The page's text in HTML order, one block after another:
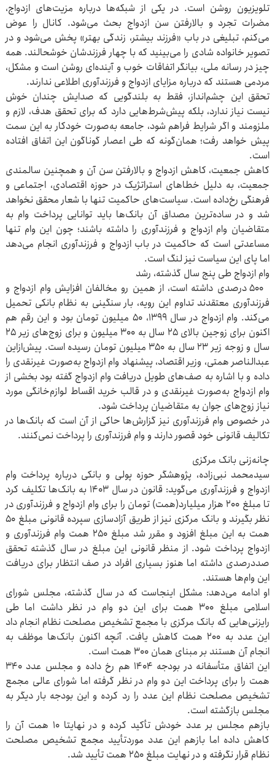
تلویزیون روشن است. در یکی از شبکه‌ها درباره مزیت‌های ازدواج،
مضرات تجرد و بالارفتن سن ازدواج بحث می‌شود. کانال را عوض
می‌کنم، تبلیغی در باب «فرزند بیشتر، زندگی بهتر» پخش می‌شود و در
تصویر خانواده‌ شادی را می‌بینید که با چهار فرزندشان خوشحالند. همه
چیز در رسانه ملی، بیانگر اتفاقات خوب و آینده‌ای روشن است و مشکل،
مردمی هستند که درباره مزایای ازدواج و فرزندآوری اطلاعی ندارند.
تحقق این چشم‌انداز، فقط به بلندگویی که صدایش چندان خوش
نیست نیاز ندارد، بلکه پیش‌شرط‌هایی دارد که برای تحقق هدف، لازم و
ملزومند و اگر شرایط فراهم شود، جامعه به‌صورت خودکار به این سمت
پیش خواهد رفت؛ همان‌گونه که طی اعصار گوناگون این اتفاق افتاده
است.
کاهش جمعیت، کاهش ازدواج و بالارفتن سن آن و همچنین سالمندی
جمعیت، به دلیل خطاهای استراتژیک در حوزه اقتصادی، اجتماعی و
فرهنگی رخ‌داده است. سیاست‌های حاکمیت تنها با شعار محقق نخواهد
شد و در ساده‌ترین مصداق آن بانک‌ها باید توانایی پرداخت وام به
متقاضیان وام ازدواج و فرزندآوری را داشته باشند؛ چون این وام تنها
مساعدتی است که حاکمیت در باب ازدواج و فرزندآوری انجام می‌دهد
اما پای این سیاست نیز لنگ است.
وام ازدواج طی پنج سال گذشته، رشد
۵۰۰ ‌درصدی داشته است، از همین رو مخالفان افزایش وام ازدواج و
فرزندآوری معتقدند تداوم این رویه، بار سنگینی به نظام بانکی تحمیل
می‌کند. وام ازدواج در سال ۱۳۹۹، ۵۰ ‌میلیون تومان بود و این رقم هم
اکنون برای زوجین بالای ۲۵ سال به ۳۰۰ ‌میلیون و برای زوج‌های زیر ۲۵
سال و زوجه زیر ۲۳ سال به ۳۵۰ ‌میلیون تومان رسیده است. پیش‌ازاین
عبدالناصر همتی، وزیر اقتصاد، پیشنهاد وام ازدواج به‌صورت غیرنقدی را
داده و با اشاره به صف‌های طویل دریافت وام ازدواج گفته بود بخشی از
وام ازدواج به‌صورت غیرنقدی و در قالب خرید اقساط لوازم‌خانگی مورد
نیاز زوج‌های جوان به متقاضیان پرداخت شود.
در خصوص وام فرزندآوری نیز گزارش‌ها حاکی از آن است که بانک‌ها در
تکالیف قانونی خود قصور دارند و وام‌ فرزندآوری را پرداخت نمی‌کنند.
چانه‌زنی بانک مرکزی
سیدمحمد نبی‌زاده، پژوهشگر حوزه پولی و بانکی درباره پرداخت وام
ازدواج و فرزندآوری می‌گوید: قانون در سال ۱۴۰۳ به بانک‌ها تکلیف کرد
تا مبلغ ۲۰۰ هزار میلیارد(همت) تومان را برای وام ازدواج و فرزندآوری در
نظر بگیرند و بانک مرکزی نیز از طریق آزادسازی سپرده قانونی مبلغ ۵۰
همت به این مبلغ افزود و مقرر شد مبلغ ۲۵۰ همت وام فرزندآوری و
ازدواج پرداخت شود. از منظر قانونی این مبلغ در سال گذشته تحقق
صددرصدی داشته اما هنوز بسیاری افراد در صف انتظار برای دریافت
این وام‌ها هستند.
او ادامه می‌دهد: مشکل اینجاست که در سال گذشته، مجلس شورای
اسلامی مبلغ ۳۰۰ همت برای این دو وام در نظر داشت اما طی
رایزنی‌هایی که بانک مرکزی با مجمع تشخیص مصلحت نظام انجام داد
این عدد به ۲۰۰ همت کاهش یافت. آنچه اکنون بانک‌ها موظف به
انجام آن هستند بر مبنای همان ۳۰۰ همت است.
این اتفاق متأسفانه در بودجه ۱۴۰۴ هم رخ داده و مجلس عدد ۳۴۰
همت را برای پرداخت این دو وام در نظر گرفته اما شورای عالی مجمع
تشخیص مصلحت نظام این عدد را رد کرده و این بودجه بار دیگر به
مجلس بازگشته است.
بازهم مجلس بر عدد خودش تأکید کرده و در نهایتا ۱۰ همت آن را
کاهش داده اما بازهم این عدد موردتأیید مجمع تشخیص مصلحت
نظام قرار نگرفته و در نهایت مبلغ ۲۵۰ همت تأیید شد.